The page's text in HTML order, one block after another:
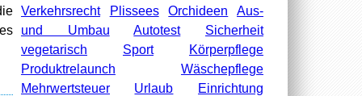
Verkehrsrecht Plissees Orchideen
Aus-
und Umbau
Autotest
Sicherheit
vegetarisch
Sport
Körperpflege
Produktrelaunch
Wäschepflege
Mehrwertsteuer
Urlaub
Einrichtung